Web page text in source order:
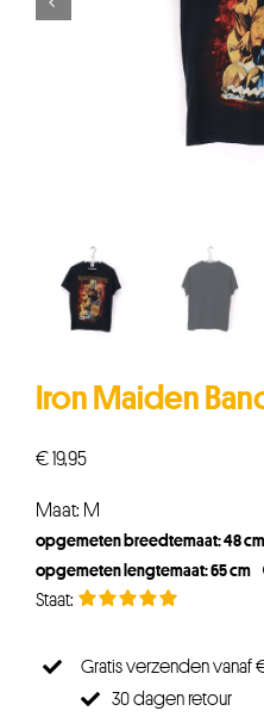
Iron Maiden
€19,95
Maat: M
opgemeten breedtemaat: 48 cm
opgemeten lengtemaat: 65 cm
Gratis verzenden vanaf
30 dagen retour